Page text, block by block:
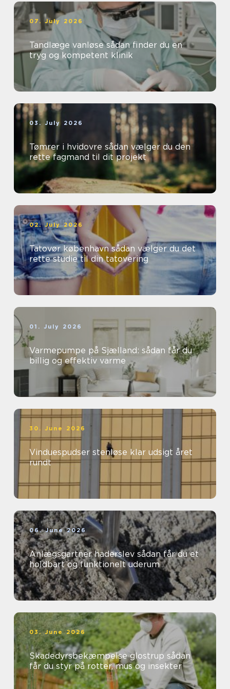
07. July 2026
Tandlæge vanløse sådan finder du en
tryg og kompetent klinik
03. July 2026
Tømrer i hvidovre sådan vælger du den
rette fagmand til dit projekt
02. July 2026
Tatovør københavn sådan vælger du det
rette studie til din tatovering
01. July 2026
Varmepumpe på Sjælland: sådan får du
billig og effektiv varme
30. June 2026
Vinduespudser stenløse klar udsigt året
rundt
06. June 2026
Anlægsgartner haderslev sådan får du et
holdbart og funktionelt uderum
03. June 2026
Skadedyrsbekæmpelse glostrup sådan
får du styr på rotter, mus og insekter